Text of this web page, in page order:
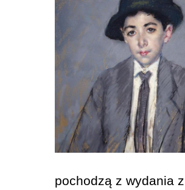
pochodzą z wydania